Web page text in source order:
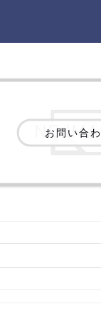
お問い合